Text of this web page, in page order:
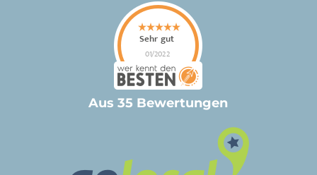
Aus 35 Bewertungen